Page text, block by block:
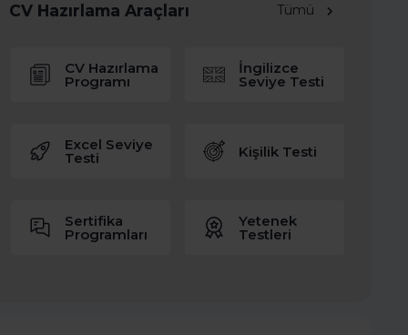
CV Hazırlama Araçları Tümü
CV Hazırlama
Programı
İngilizce
Seviye Testi
Excel Seviye
Testi Kişilik Testi
Sertifika
Programları
Yetenek
Testleri